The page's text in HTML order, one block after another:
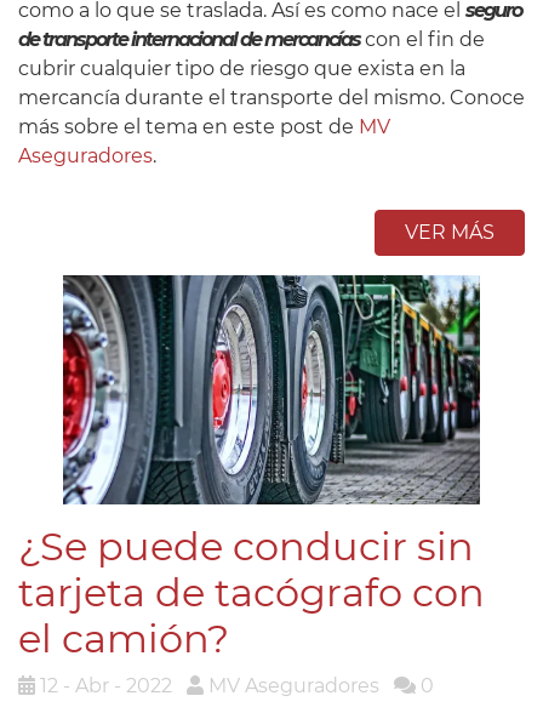
como a lo que se traslada. Así es como nace el seguro
de transporte internacional de mercancíascon el fin de
cubrir cualquier tipo de riesgo que exista en la
mercancía durante el transporte del mismo. Conoce
más sobre el tema en este post de MV
Aseguradores.
VER MÁS
¿Se puede conducir sin
tarjeta de tacógrafo con
el camión?
12 - Abr - 2022 MV Aseguradores 0